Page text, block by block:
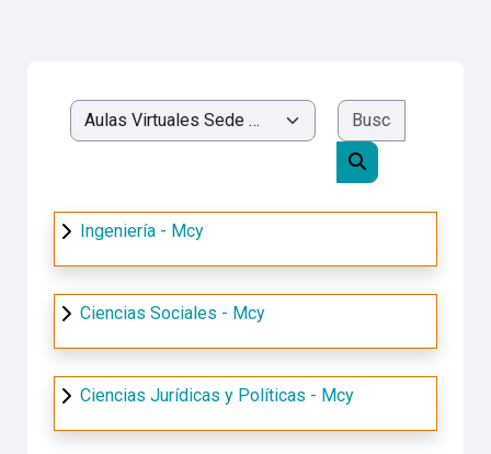
Categorías
Buscar cursos
Ingeniería - Mcy
Ciencias Sociales - Mcy
Ciencias Jurídicas y Políticas - Mcy